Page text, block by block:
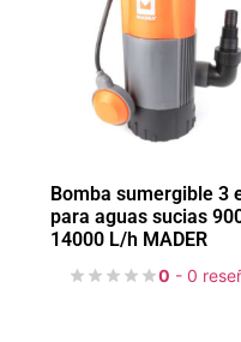
Bomba sumergible 3
para aguas sucias
14000 L/h MADER
0 - 0